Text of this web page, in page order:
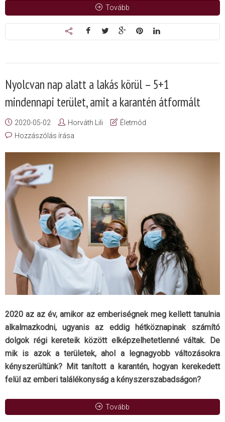
Tovább
Nyolcvan nap alatt a lakás körül – 5+1
mindennapi terület, amit a karantén átformált
2020-05-02 Horváth Lili
Életmód
Hozzászólás írása
2020 az az év, amikor az emberiségnek meg kellett tanulnia
alkalmazkodni, ugyanis az eddig hétköznapinak számító
dolgok régi kereteik között elképzelhetetlenné váltak. De
mik is azok a területek, ahol a legnagyobb változásokra
kényszerültünk? Mit tanított a karantén, hogyan kerekedett
felül az emberi találékonyság a kényszerszabadságon?
Tovább